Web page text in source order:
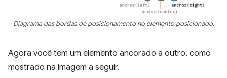
Diagrama das bordas de posicionamento no elemento posicionado.
Agora você tem um elemento ancorado a outro, como
mostrado na imagem a seguir.